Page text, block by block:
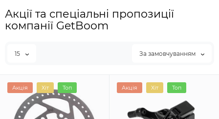
Акції та спеціальні пропозиції
компанії GetBoom
15 За замовчуванням
Акція Хіт Топ Акція Хіт Топ